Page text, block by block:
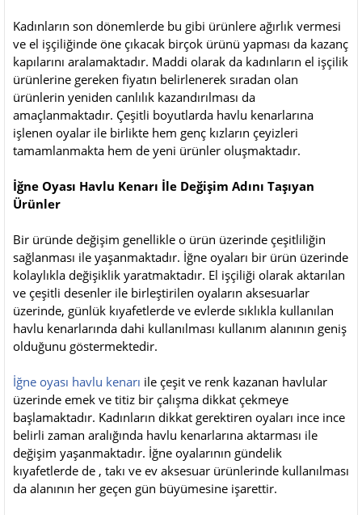
Kadınların son dönemlerde bu gibi ürünlere ağırlık vermesi
ve el işçiliğinde öne çıkacak birçok ürünü yapması da kazanç
kapılarını aralamaktadır. Maddi olarak da kadınların el işçilik
ürünlerine gereken fiyatın belirlenerek sıradan olan
ürünlerin yeniden canlılık kazandırılması da
amaçlanmaktadır. Çeşitli boyutlarda havlu kenarlarına
işlenen oyalar ile birlikte hem genç kızların çeyizleri
tamamlanmakta hem de yeni ürünler oluşmaktadır.
İğne Oyası Havlu Kenarı İle Değişim Adını Taşıyan
Ürünler
Bir üründe değişim genellikle o ürün üzerinde çeşitliliğin
sağlanması ile yaşanmaktadır. İğne oyaları bir ürün üzerinde
kolaylıkla değişiklik yaratmaktadır. El işçiliği olarak aktarılan
ve çeşitli desenler ile birleştirilen oyaların aksesuarlar
üzerinde, günlük kıyafetlerde ve evlerde sıklıkla kullanılan
havlu kenarlarında dahi kullanılması kullanım alanının geniş
olduğunu göstermektedir.
İğne oyası havlu kenarı ile çeşit ve renk kazanan havlular
üzerinde emek ve titiz bir çalışma dikkat çekmeye
başlamaktadır. Kadınların dikkat gerektiren oyaları ince ince
belirli zaman aralığında havlu kenarlarına aktarması ile
değişim yaşanmaktadır. İğne oyalarının gündelik
kıyafetlerde de , takı ve ev aksesuar ürünlerinde kullanılması
da alanının her geçen gün büyümesine işarettir.